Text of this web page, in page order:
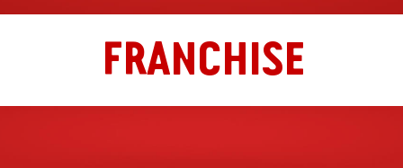
FRANCHISE